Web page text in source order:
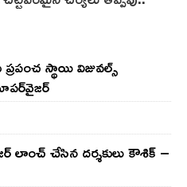
స్థాయి విజువల్స్
లాంచ్ చేసిన‌ దర్శకులు కౌశిక్ –